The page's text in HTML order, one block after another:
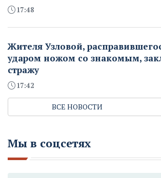
17:48
Жителя Узловой,
ударом ножом со знакомым,
стражу
17:42
ВСЕ НОВОСТИ
Мы в соцсетях